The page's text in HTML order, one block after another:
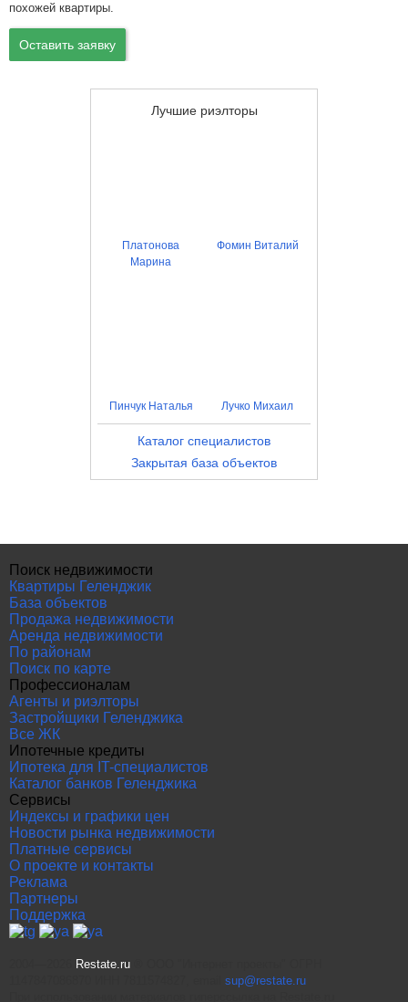
похожей квартиры.
Оставить заявку
Лучшие риэлторы
Платонова
Марина
Фомин Виталий
Пинчук Наталья Лучко Михаил
Каталог специалистов
Закрытая база объектов
Поиск недвижимости
Квартиры Геленджик
База объектов
Продажа недвижимости
Аренда недвижимости
По районам
Поиск по карте
Профессионалам
Агенты и риэлторы
Застройщики Геленджика
Все ЖК
Ипотечные кредиты
Ипотека для IT-специалистов
Каталог банков Геленджика
Сервисы
Индексы и графики цен
Новости рынка недвижимости
Платные сервисы
О проекте и контакты
Реклама
Партнеры
Поддержка
Restate.ru
sup@restate.ru